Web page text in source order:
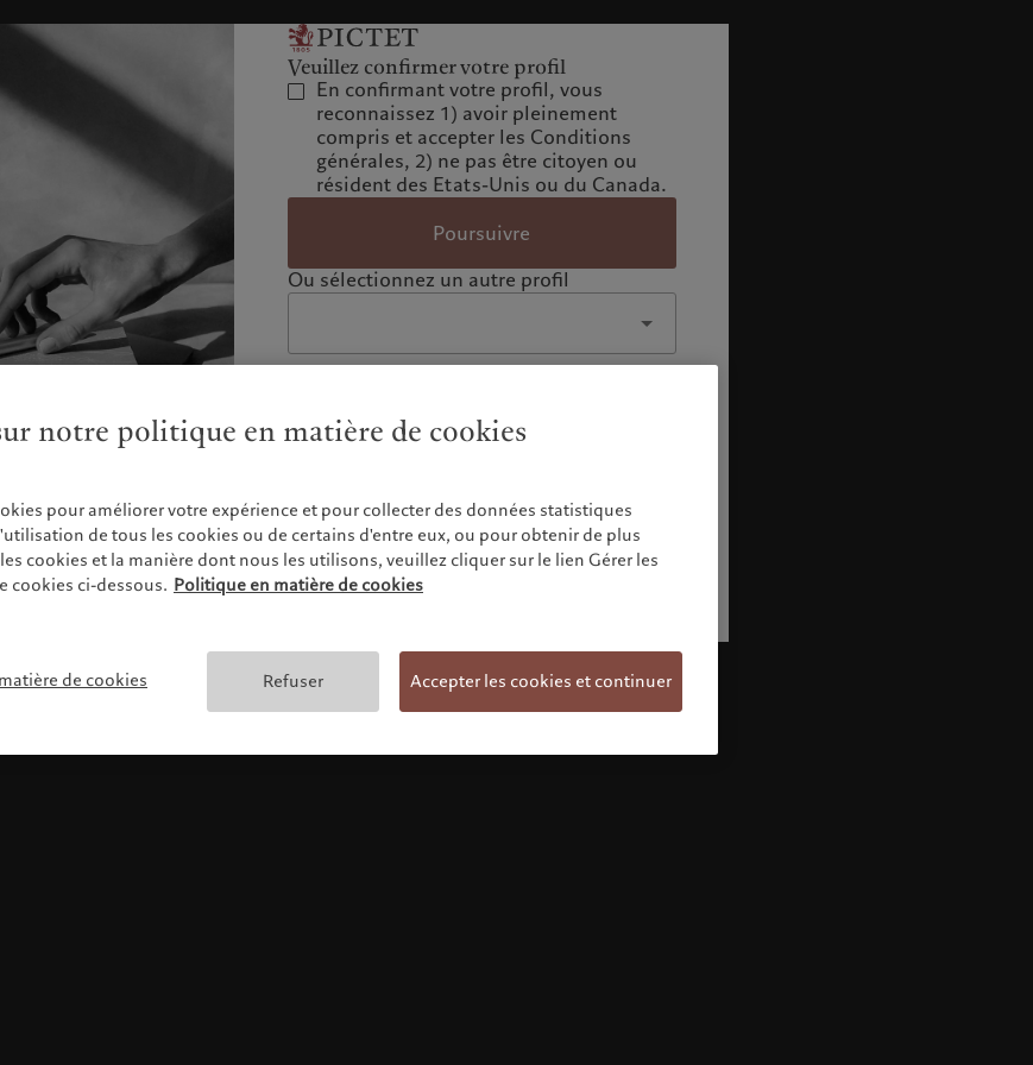
Veuillez confirmer votre profil
En confirmant votre profil, vous
reconnaissez 1) avoir pleinement
compris et accepter les Conditions
générales, 2) ne pas être citoyen ou
résident des Etats-Unis ou du Canada.
Poursuivre
Ou sélectionnez un autre profil
notre politique en matière de cookies
pour améliorer votre expérience et pour collecter des données statistiques
de tous les cookies ou de certains d'entre eux, ou pour obtenir de plus
cookies et la manière dont nous les utilisons, veuillez cliquer sur le lien Gérer les
cookies ci-dessous. Politique en matière de cookies
de cookies Refuser Accepter les cookies et continuer